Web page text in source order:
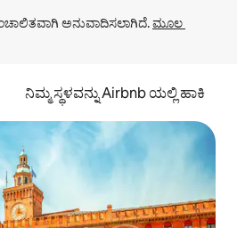
ಅನುವಾದಿಸಲಾಗಿದೆ. ಮೂಲ
ನಿಮ್ಮ ಸ್ಥಳವನ್ನು Airbnb ಯಲ್ಲಿ ಹಾಕಿ